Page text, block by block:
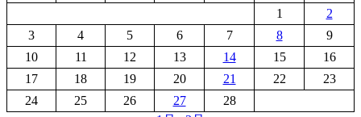
1
2
3
4 5 6 7 8
9
10
11 12 13 14 15
16
17
18 19 20 21 22
23
24
25 26 27
28